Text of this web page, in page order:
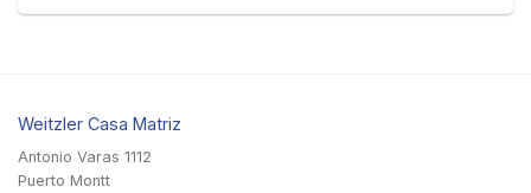
Weitzler Casa Matriz
Antonio Varas 1112
Puerto Montt